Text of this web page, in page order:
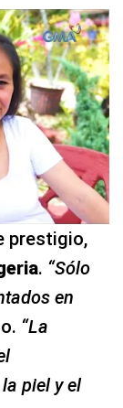
prestigio,
. “Sólo
en
“La
piel y el